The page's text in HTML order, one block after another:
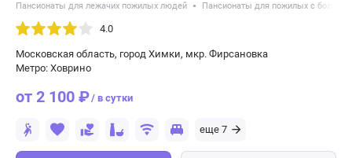
Пансионаты для лежачих пожилых людей Пансионаты для пожилых с
4.0
Московская область, город Химки, мкр. Фирсановка
Метро: Ховрино
от 2 100 ₽/ в сутки
еще 7